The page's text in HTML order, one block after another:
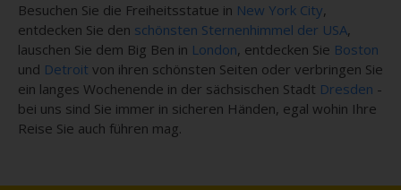
Besuchen Sie die Freiheitsstatue in New York City,
entdecken Sie den schönsten Sternenhimmel der USA,
lauschen Sie dem Big Ben in London, entdecken Sie Boston
und Detroit von ihren schönsten Seiten oder verbringen Sie
ein langes Wochenende in der sächsischen Stadt Dresden -
bei uns sind Sie immer in sicheren Händen, egal wohin Ihre
Reise Sie auch führen mag.